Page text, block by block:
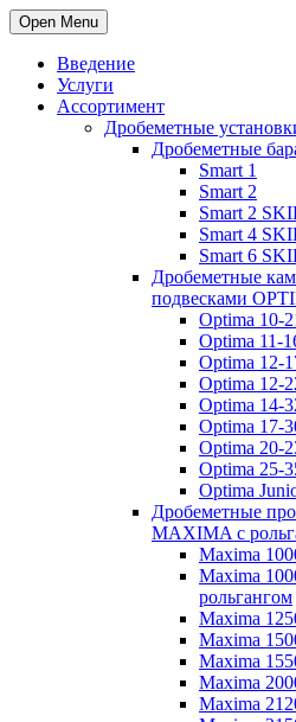
Open Menu
Введение
Услуги
Ассортимент
Дробеметные
Дробеметные
Smart 1
Smart 2
Smart 2
Smart 4
Smart 6
Дробеметные
подвесками
Optima 10-
Optima 11-
Optima 12-
Optima 12-
Optima 14-
Optima 17-
Optima 20-
Optima 25-
Optima
Дробеметные
MAXIMA с
Maxima
Maxima
рольгангом
Maxima
Maxima
Maxima
Maxima
Maxima